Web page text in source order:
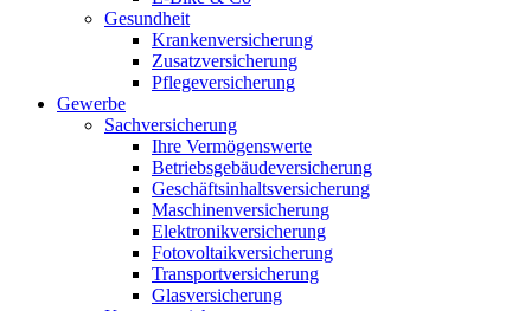
Gesundheit
Krankenversicherung
Zusatzversicherung
Pflegeversicherung
Gewerbe
Sachversicherung
Ihre Vermögenswerte
Betriebsgebäudeversicherung
Geschäftsinhaltsversicherung
Maschinenversicherung
Elektronikversicherung
Fotovoltaikversicherung
Transportversicherung
Glasversicherung